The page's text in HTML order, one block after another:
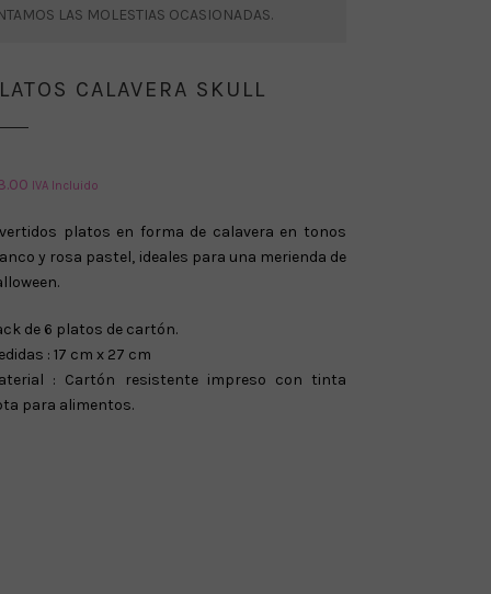
LAS MOLESTIAS OCASIONADAS.
CALAVERA SKULL
IVA Incluido
platos en forma de calavera en tonos
y rosa pastel, ideales para una merienda de
de 6 platos de cartón.
: 17 cm x 27 cm
: Cartón resistente impreso con tinta
para alimentos.